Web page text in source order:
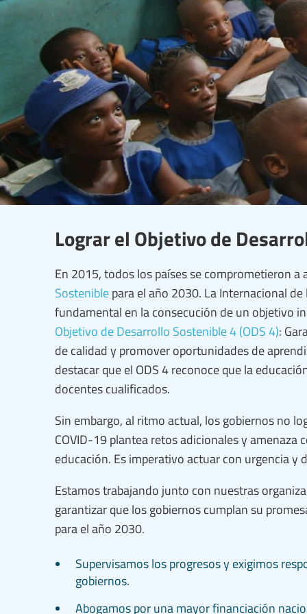
Lograr el Objetivo de
En 2015, todos los países se comprometieron a
Sostenible para el año 2030. La Internacional
fundamental en la consecución de un objetivo
Objetivo de Desarrollo Sostenible 4 (ODS 4):
de calidad y promover oportunidades de
destacar que el ODS 4 reconoce que la
docentes cualificados.
Sin embargo, al ritmo actual, los gobiernos no
COVID-19 plantea retos adicionales y
educación. Es imperativo actuar con urgencia y
Estamos trabajando junto con nuestras
garantizar que los gobiernos cumplan su
para el año 2030.
Supervisamos los progresos y exigimos
gobiernos.
Abogamos por una mayor financiación